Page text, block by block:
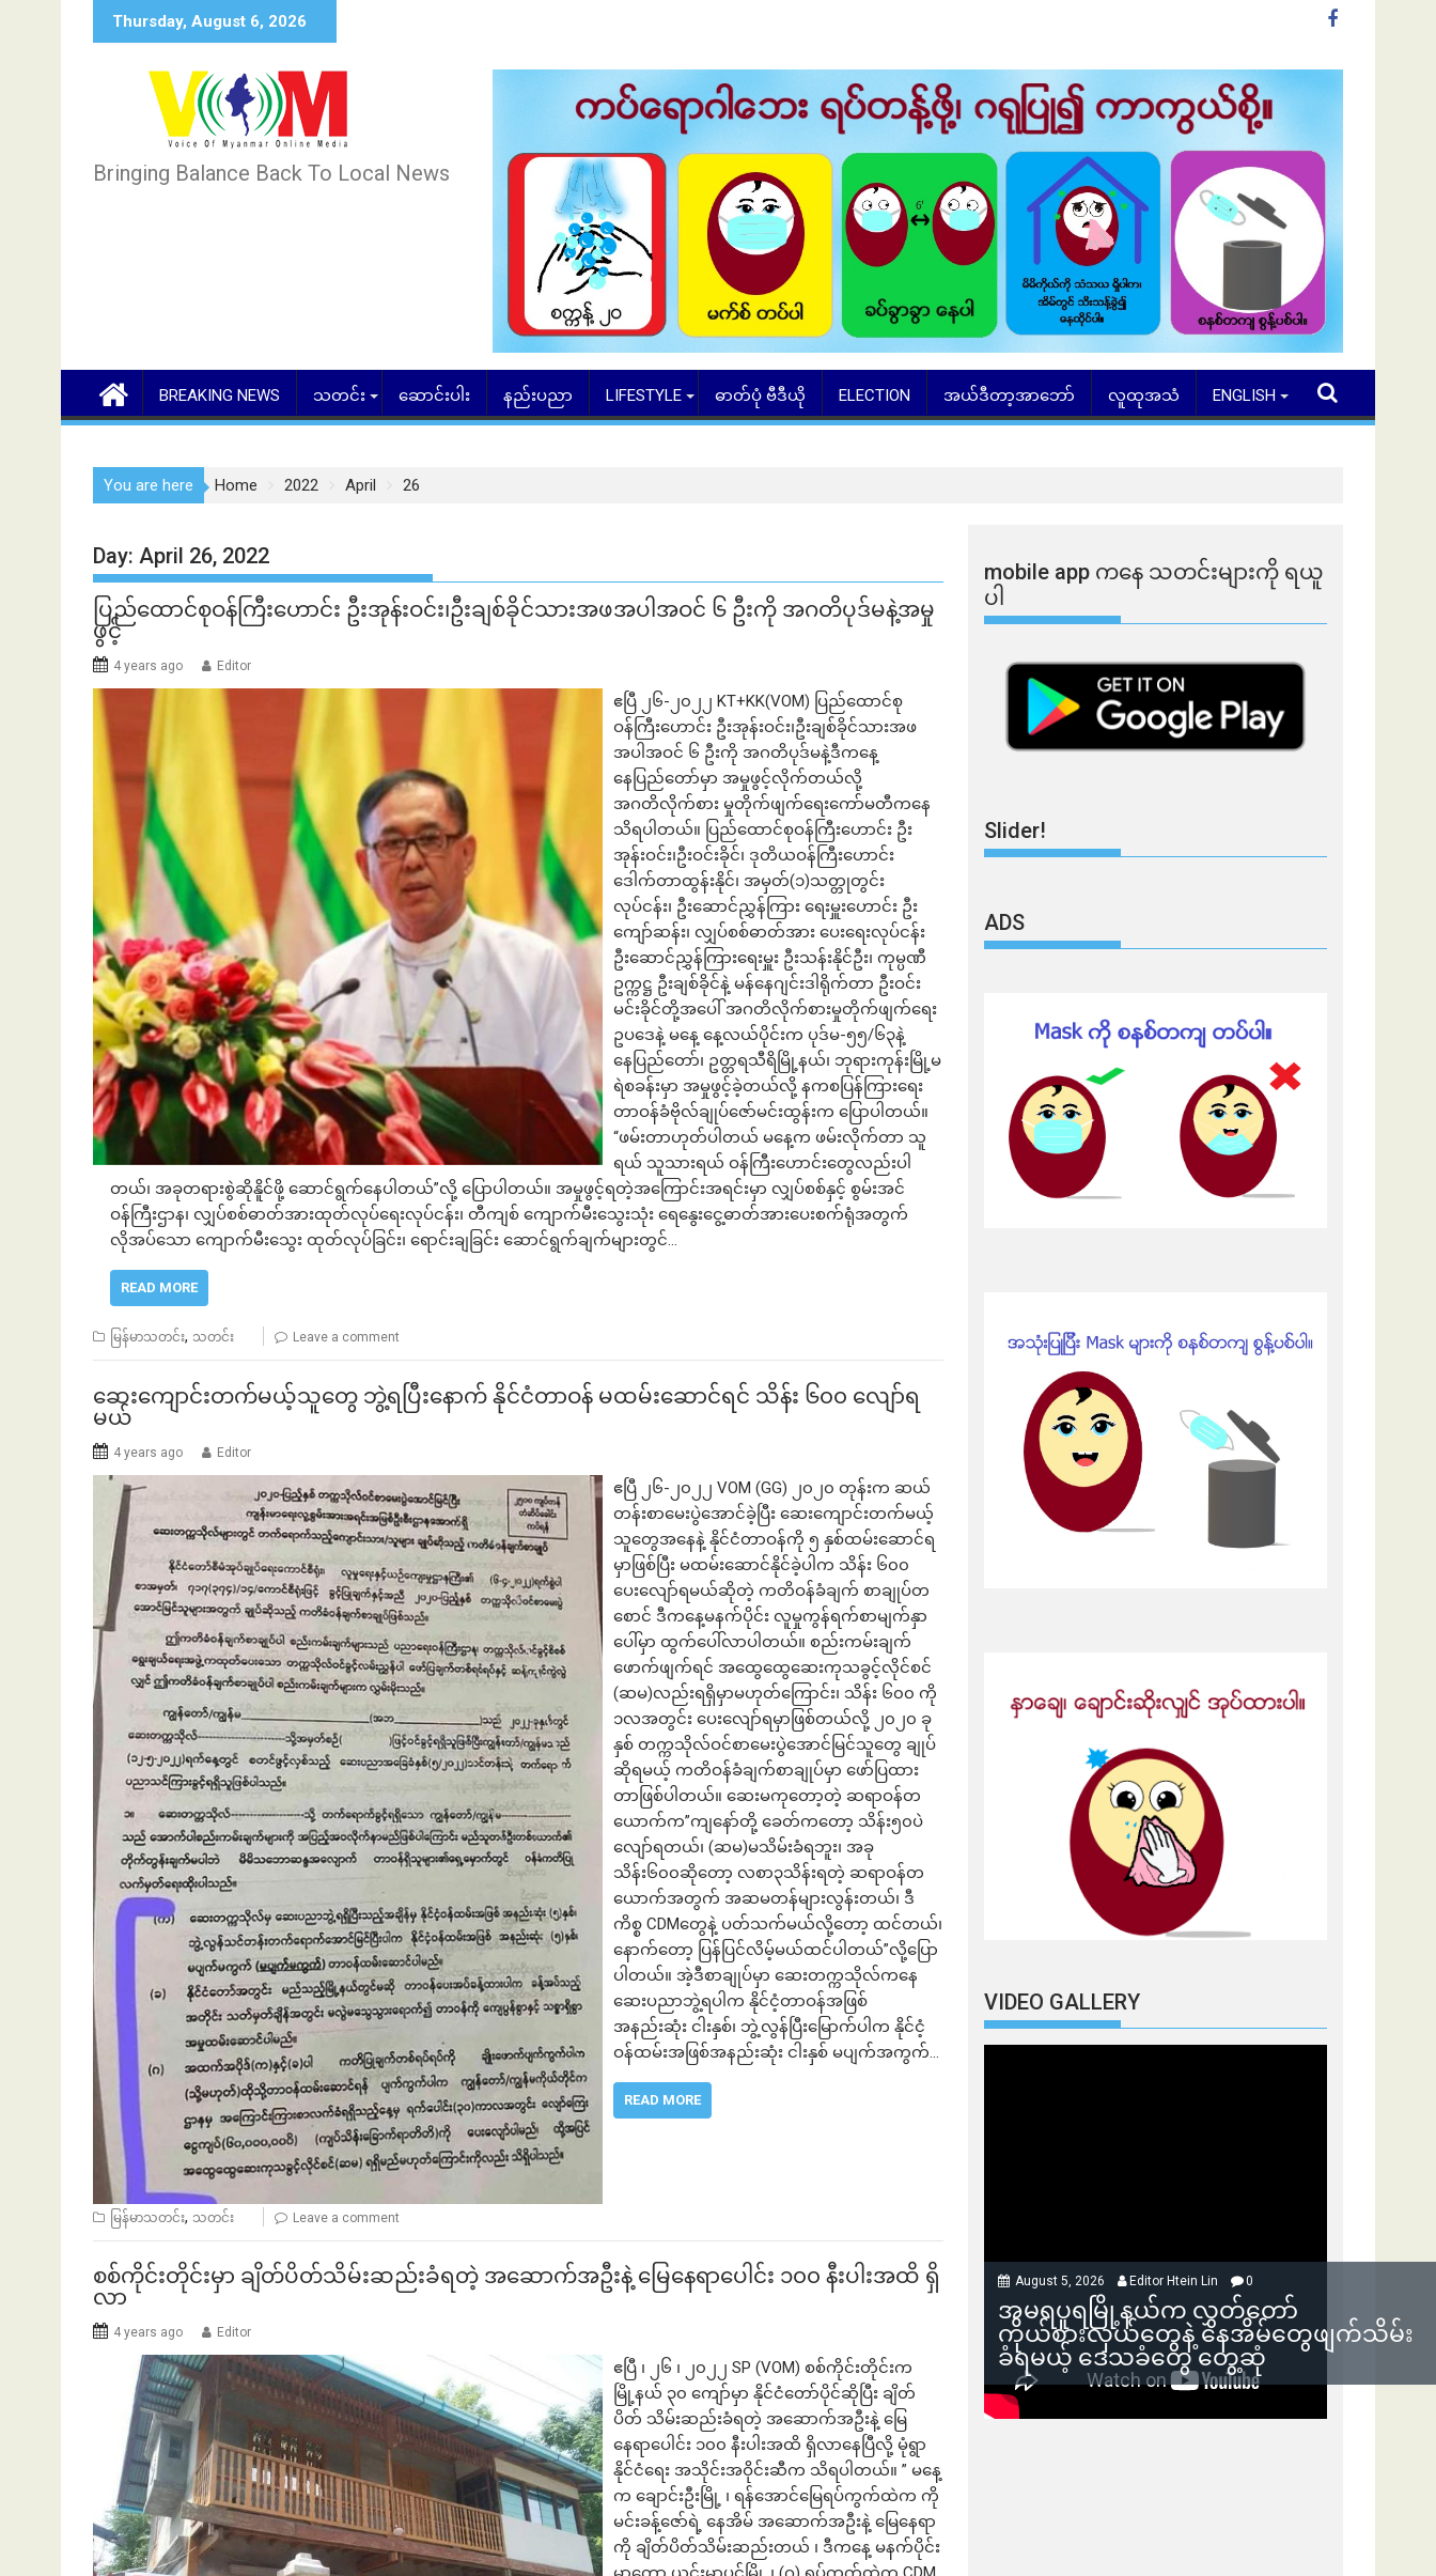
Thursday, August 6, 2026
Bringing Balance Back To Local News
BREAKING NEWS သတင်း ဆောင်းပါး နည်းပညာ LIFESTYLE ဓာတ်ပုံ ဗီဒီယို ELECTION အယ်ဒီတာ့အာဘော် လူထုအသံ ENGLISH
You are here Home 2022 April 26
Day: April 26, 2022
ပြည်ထောင်စုဝန်ကြီးဟောင်း ဦးအုန်းဝင်း၊ဦးချစ်ခိုင်သားအဖအပါအဝင် ၆ ဦးကို အဂတိပုဒ်မနဲ့အမှု
ဖွင့်
4 years ago Editor
ဧပြီ ၂၆-၂၀၂၂ KT+KK(VOM) ပြည်ထောင်စု
ဝန်ကြီးဟောင်း ဦးအုန်းဝင်း၊ဦးချစ်ခိုင်သားအဖ
အပါအဝင် ၆ ဦးကို အဂတိပုဒ်မနဲ့ဒီကနေ့
နေပြည်တော်မှာ အမှုဖွင့်လိုက်တယ်လို့
အဂတိလိုက်စား မှုတိုက်ဖျက်ရေးကော်မတီကနေ
သိရပါတယ်။ ပြည်ထောင်စုဝန်ကြီးဟောင်း ဦး
အုန်းဝင်း၊ဦးဝင်းခိုင်၊ ဒုတိယဝန်ကြီးဟောင်း
ဒေါက်တာထွန်းနိုင်၊ အမှတ်(၁)သတ္တုတွင်း
လုပ်ငန်း၊ ဦးဆောင်ညွှန်ကြား ရေးမှူးဟောင်း ဦး
ကျော်ဆန်း၊ လျှပ်စစ်ဓာတ်အား ပေးရေးလုပ်ငန်း
ဦးဆောင်ညွှန်ကြားရေးမှူး ဦးသန်းနိုင်ဦး၊ ကုမ္ပဏီ
ဥက္ကဋ္ဌ ဦးချစ်ခိုင်နဲ့ မန်နေဂျင်းဒါရိုက်တာ ဦးဝင်း
မင်းခိုင်တို့အပေါ် အဂတိလိုက်စားမှုတိုက်ဖျက်ရေး
ဥပဒေနဲ့ မနေ့ နေ့လယ်ပိုင်းက ပုဒ်မ-၅၅/၆၃နဲ့
နေပြည်တော်၊ ဥတ္တရသီရိမြို့နယ်၊ ဘုရားကုန်းမြို့မ
ရဲစခန်းမှာ အမှုဖွင့်ခဲ့တယ်လို့ နကစပြန်ကြားရေး
တာဝန်ခံဗိုလ်ချုပ်ဇော်မင်းထွန်းက ပြောပါတယ်။
“ဖမ်းတာဟုတ်ပါတယ် မနေ့က ဖမ်းလိုက်တာ သူ
ရယ် သူသားရယ် ဝန်ကြီးဟောင်းတွေလည်းပါ
တယ်၊ အခုတရားစွဲဆိုနိူင်ဖို့ ဆောင်ရွက်နေပါတယ်”လို့ ပြောပါတယ်။ အမှုဖွင့်ရတဲ့အကြောင်းအရင်းမှာ လျှပ်စစ်နှင့် စွမ်းအင်
ဝန်ကြီးဌာန၊ လျှပ်စစ်ဓာတ်အားထုတ်လုပ်ရေးလုပ်ငန်း၊ တီကျစ် ကျောက်မီးသွေးသုံး ရေနွေးငွေ့ဓာတ်အားပေးစက်ရုံအတွက်
လိုအပ်သော ကျောက်မီးသွေး ထုတ်လုပ်ခြင်း၊ ရောင်းချခြင်း ဆောင်ရွက်ချက်များတွင်…
READ MORE
မြန်မာသတင်း, သတင်း Leave a comment
ဆေးကျောင်းတက်မယ့်သူတွေ ဘွဲ့ရပြီးနောက် နိုင်ငံတာဝန် မထမ်းဆောင်ရင် သိန်း ၆၀၀ လျော်ရ
မယ်
4 years ago Editor
ဧပြီ ၂၆-၂၀၂၂ VOM (GG) ၂၀၂၀ တုန်းက ဆယ်
တန်းစာမေးပွဲအောင်ခဲ့ပြီး ဆေးကျောင်းတက်မယ့်
သူတွေအနေနဲ့ နိုင်ငံတာဝန်ကို ၅ နှစ်ထမ်းဆောင်ရ
မှာဖြစ်ပြီး မထမ်းဆောင်နိုင်ခဲ့ပါက သိန်း ၆၀၀
ပေးလျော်ရမယ်ဆိုတဲ့ ကတိဝန်ခံချက် စာချုပ်တ
စောင် ဒီကနေ့မနက်ပိုင်း လူမှုကွန်ရက်စာမျက်နှာ
ပေါ်မှာ ထွက်ပေါ်လာပါတယ်။ စည်းကမ်းချက်
ဖောက်ဖျက်ရင် အထွေထွေဆေးကုသခွင့်လိုင်စင်
(ဆမ)လည်းရရှိမှာမဟုတ်ကြောင်း၊ သိန်း ၆၀၀ ကို
၁လအတွင်း ပေးလျော်ရမှာဖြစ်တယ်လို့ ၂၀၂၀ ခု
နှစ် တက္ကသိုလ်ဝင်စာမေးပွဲအောင်မြင်သူတွေ ချုပ်
ဆိုရမယ့် ကတိဝန်ခံချက်စာချုပ်မှာ ဖော်ပြထား
တာဖြစ်ပါတယ်။ ဆေးမကုတော့တဲ့ ဆရာဝန်တ
ယောက်က”ကျနော်တို့ ခေတ်ကတော့ သိန်း၅၀ပဲ
လျော်ရတယ်၊ (ဆမ)မသိမ်းခံရဘူး၊ အခု
သိန်း၆၀၀ဆိုတော့ လစာ၃သိန်းရတဲ့ ဆရာဝန်တ
ယောက်အတွက် အဆမတန်များလွန်းတယ်၊ ဒီ
ကိစ္စ CDMတွေနဲ့ ပတ်သက်မယ်လို့တော့ ထင်တယ်၊
နောက်တော့ ပြန်ပြင်လိမ့်မယ်ထင်ပါတယ်”လို့ပြော
ပါတယ်။ အဲ့ဒီစာချုပ်မှာ ဆေးတက္ကသိုလ်ကနေ
ဆေးပညာဘွဲ့ရပါက နိုင်ငံ့တာဝန်အဖြစ်
အနည်းဆုံး ငါးနှစ်၊ ဘွဲ့လွန်ပြီးမြောက်ပါက နိုင်ငံ့
ဝန်ထမ်းအဖြစ်အနည်းဆုံး ငါးနှစ် မပျက်အကွက်…
READ MORE
မြန်မာသတင်း, သတင်း Leave a comment
စစ်ကိုင်းတိုင်းမှာ ချိတ်ပိတ်သိမ်းဆည်းခံရတဲ့ အဆောက်အဦးနဲ့ မြေနေရာပေါင်း ၁၀၀ နီးပါးအထိ ရှိ
လာ
4 years ago Editor
ဧပြီ ၊ ၂၆ ၊ ၂၀၂၂ SP (VOM) စစ်ကိုင်းတိုင်းက
မြို့နယ် ၃၀ ကျော်မှာ နိုင်ငံတော်ပိုင်ဆိုပြီး ချိတ်
ပိတ် သိမ်းဆည်းခံရတဲ့ အဆောက်အဦးနဲ့ မြေ
နေရာပေါင်း ၁၀၀ နီးပါးအထိ ရှိလာနေပြီလို့ မုံရွာ
နိုင်ငံရေး အသိုင်းအဝိုင်းဆီက သိရပါတယ်။ ” မနေ့
က ချောင်းဦးမြို့ ၊ ရန်အောင်မြေရပ်ကွက်ထဲက ကို
မင်းခန့်ဇော်ရဲ့ နေအိမ် အဆောက်အဦးနဲ့ မြေနေရာ
ကို ချိတ်ပိတ်သိမ်းဆည်းတယ် ၊ ဒီကနေ့ မနက်ပိုင်း
mobile app ​​ကနေ ​​သတင်းများကို ရယူ
ပါ
Slider!
ADS
VIDEO GALLERY
August 5, 2026 Editor Htein Lin 0
အမရပူရမြို့နယ်က လွှတ်တော်
ကိုယ်စားလှယ်တွေနဲ့ နေအိမ်တွေဖျက်သိမ်း
ခံရမယ့် ဒေသခံတွေ တွေ့ဆုံ